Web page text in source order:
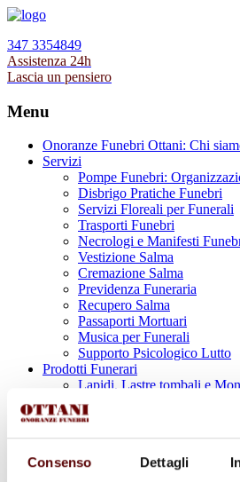
Consenso Dettagli
347 3354849
Assistenza 24h
Lascia un pensiero
Menu
Onoranze Funebri Ottani: Chi
Servizi
Pompe Funebri:
Disbrigo Pratiche Funebri
Servizi Floreali per Funerali
Trasporti Funebri
Necrologi e Manifesti
Vestizione Salma
Cremazione Salma
Previdenza Funeraria
Recupero Salma
Passaporti Mortuari
Musica per Funerali
Supporto Psicologico Lutto
Prodotti Funerari
Lapidi, Lastre tombali e
Urne Cinerarie
Allestimento Funebre
Necrologi